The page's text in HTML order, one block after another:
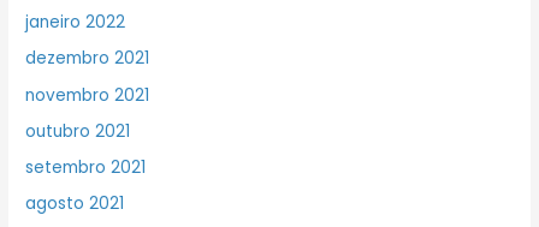
janeiro 2022
dezembro 2021
novembro 2021
outubro 2021
setembro 2021
agosto 2021